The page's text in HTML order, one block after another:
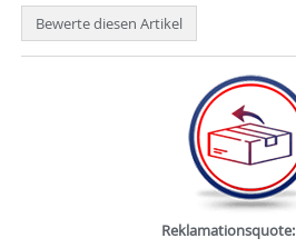
Bewerte diesen Artikel
Reklamationsquote: